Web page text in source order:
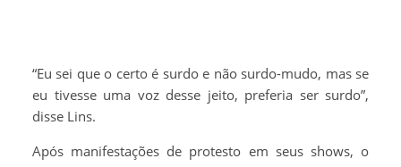
“Eu sei que o certo é surdo e não surdo-mudo, mas se
eu tivesse uma voz desse jeito, preferia ser surdo”,
disse Lins.
Após manifestações de protesto em seus shows, o